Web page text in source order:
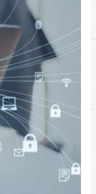
A
Applicazioni